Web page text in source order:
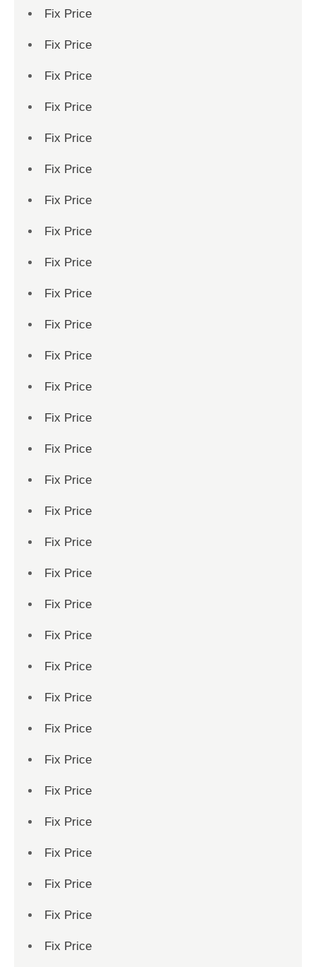
Fix Price
Fix Price
Fix Price
Fix Price
Fix Price
Fix Price
Fix Price
Fix Price
Fix Price
Fix Price
Fix Price
Fix Price
Fix Price
Fix Price
Fix Price
Fix Price
Fix Price
Fix Price
Fix Price
Fix Price
Fix Price
Fix Price
Fix Price
Fix Price
Fix Price
Fix Price
Fix Price
Fix Price
Fix Price
Fix Price
Fix Price